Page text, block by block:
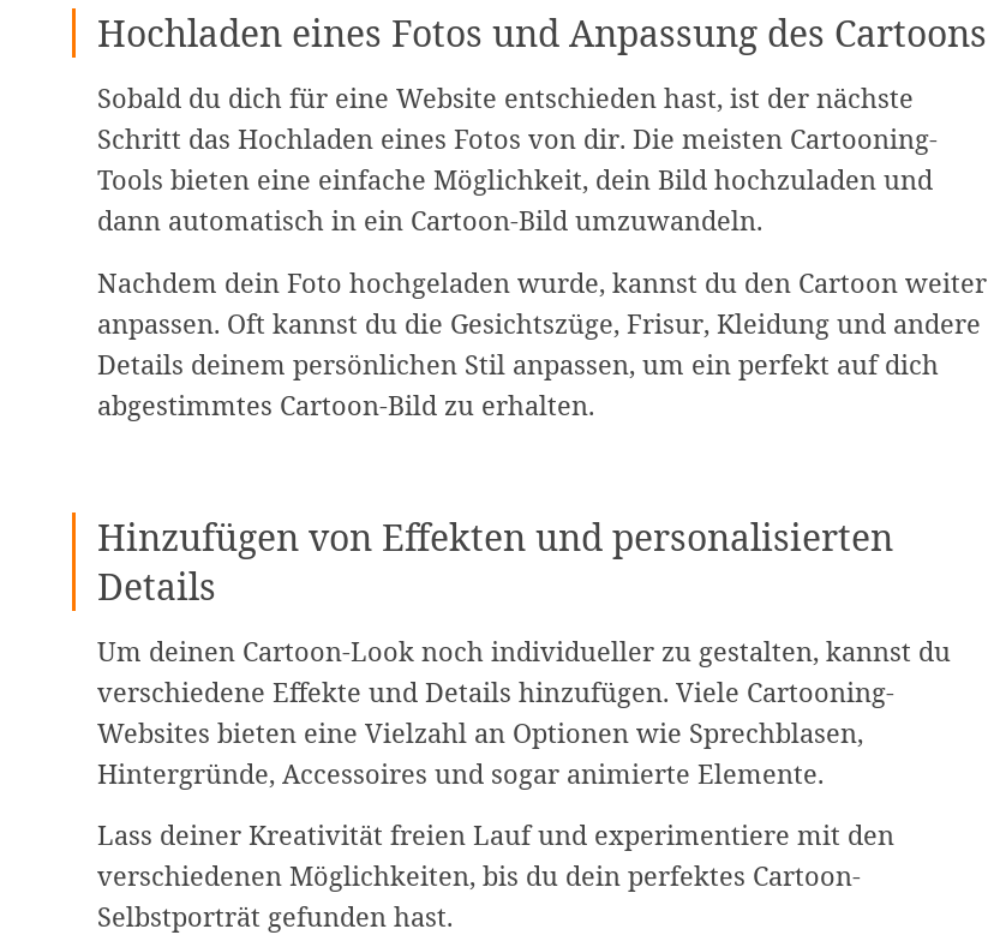
Hochladen eines Fotos und Anpassung des Cartoons
Sobald du dich für eine Website entschieden hast, ist der nächste
Schritt das Hochladen eines Fotos von dir. Die meisten Cartooning-
Tools bieten eine einfache Möglichkeit, dein Bild hochzuladen und
dann automatisch in ein Cartoon-Bild umzuwandeln.
Nachdem dein Foto hochgeladen wurde, kannst du den Cartoon weiter
anpassen. Oft kannst du die Gesichtszüge, Frisur, Kleidung und andere
Details deinem persönlichen Stil anpassen, um ein perfekt auf dich
abgestimmtes Cartoon-Bild zu erhalten.
Hinzufügen von Effekten und personalisierten
Details
Um deinen Cartoon-Look noch individueller zu gestalten, kannst du
verschiedene Effekte und Details hinzufügen. Viele Cartooning-
Websites bieten eine Vielzahl an Optionen wie Sprechblasen,
Hintergründe, Accessoires und sogar animierte Elemente.
Lass deiner Kreativität freien Lauf und experimentiere mit den
verschiedenen Möglichkeiten, bis du dein perfektes Cartoon-
Selbstporträt gefunden hast.